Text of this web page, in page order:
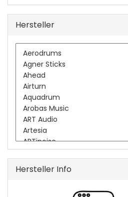
Hersteller
Hersteller Info